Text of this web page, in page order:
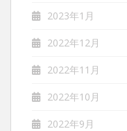
2023年1月
2022年12月
2022年11月
2022年10月
2022年9月